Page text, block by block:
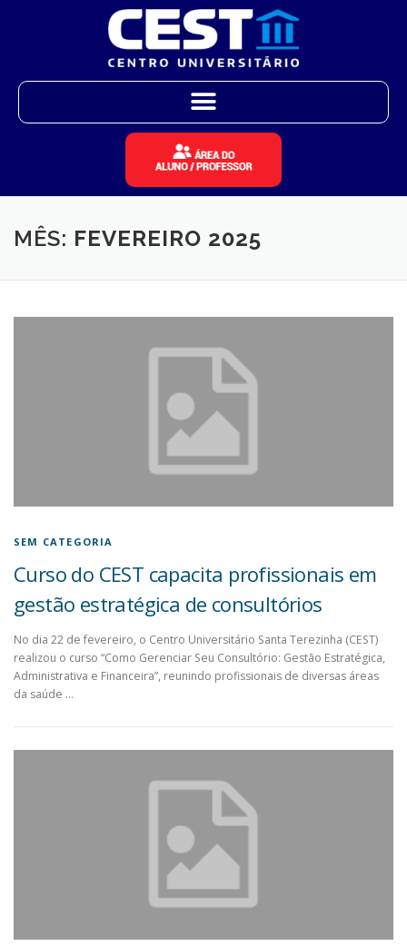
MÊS: FEVEREIRO 2025
SEM CATEGORIA
Curso do CEST capacita profissionais em
gestão estratégica de consultórios
No dia 22 de fevereiro, o Centro Universitário Santa Terezinha (CEST)
realizou o curso “Como Gerenciar Seu Consultório: Gestão Estratégica,
Administrativa e Financeira”, reunindo profissionais de diversas áreas
da saúde …